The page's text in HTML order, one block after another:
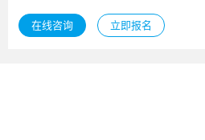
在线咨询 立即报名